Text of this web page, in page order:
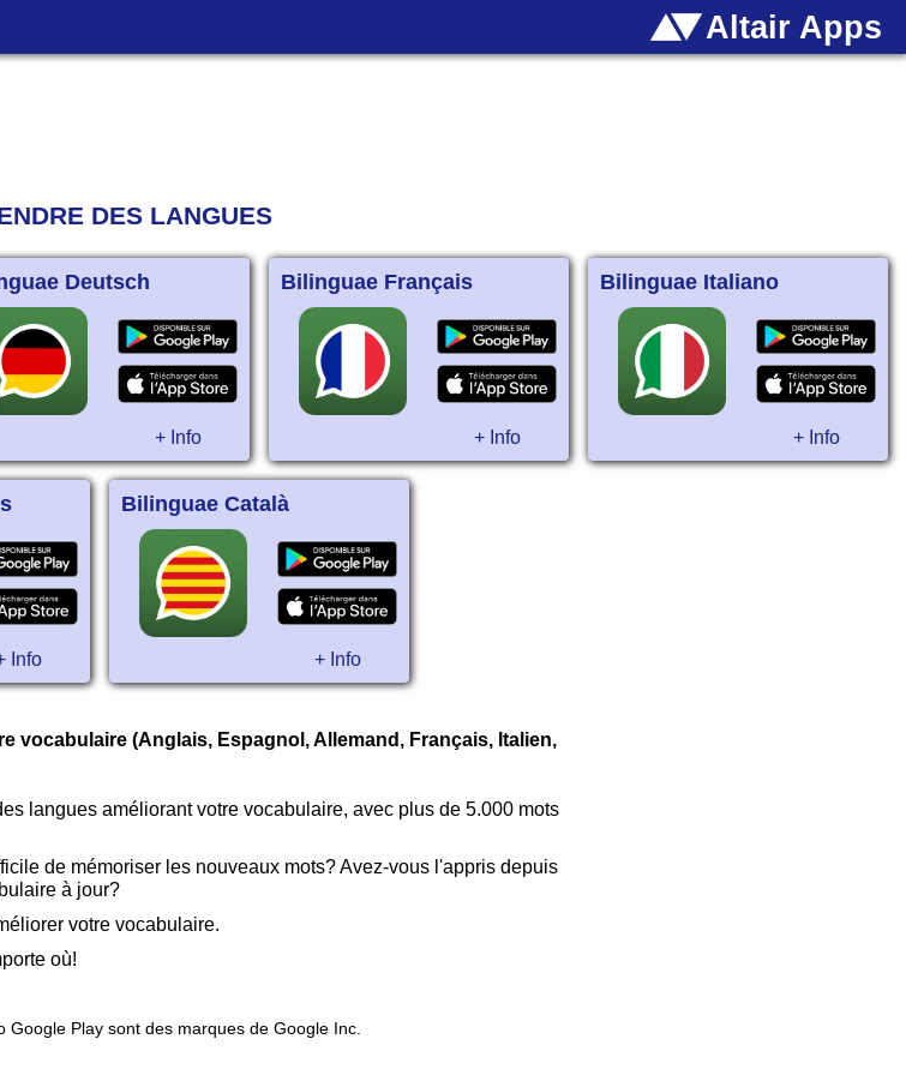
Altair Apps
DES LANGUES
Deutsch
+ Info
Bilinguae Français
+ Info
Bilinguae Italiano
+ Info
Info
Bilinguae Català
+ Info
vocabulaire (Anglais, Espagnol, Allemand, Français, Italien,
langues améliorant votre vocabulaire, avec plus de 5.000 mots
de mémoriser les nouveaux mots? Avez-vous l'appris depuis
à jour?
votre vocabulaire.
où!
Google Play sont des marques de Google Inc.